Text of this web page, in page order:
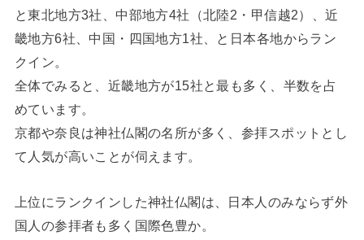
と東北地方3社、中部地方4社（北陸2・甲信越2）、近
畿地方6社、中国・四国地方1社、と日本各地からラン
クイン。
全体でみると、近畿地方が15社と最も多く、半数を占
めています。
京都や奈良は神社仏閣の名所が多く、参拝スポットとし
て人気が高いことが伺えます。
上位にランクインした神社仏閣は、日本人のみならず外
国人の参拝者も多く国際色豊か。